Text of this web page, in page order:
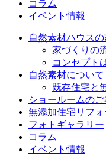
コラム
イベント情報
自然素材ハウスの
家づくりの
コンセプト
自然素材について
既存住宅と
ショールームのご
無添加住宅リフ
フォトギャラリー
コラム
イベント情報